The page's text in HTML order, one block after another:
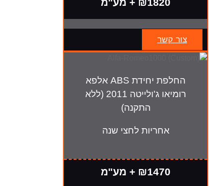
₪1820 + מע"מ
צור קשר
החלפת יחידת ABS אלפא
רומיאו ג'ולייטה 2011 (ללא
התקנה)
אחריות לחצי שנה
₪1470 + מע"מ